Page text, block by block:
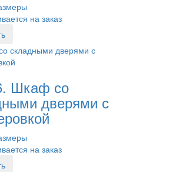
на заказ
Шкаф со
дверями с
на заказ